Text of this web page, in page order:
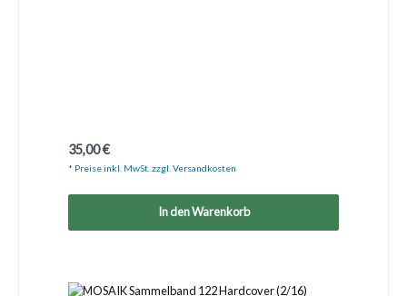
Regulärer Preis:
35,00 €
* Preise inkl. MwSt. zzgl. Versandkosten
In den Warenkorb